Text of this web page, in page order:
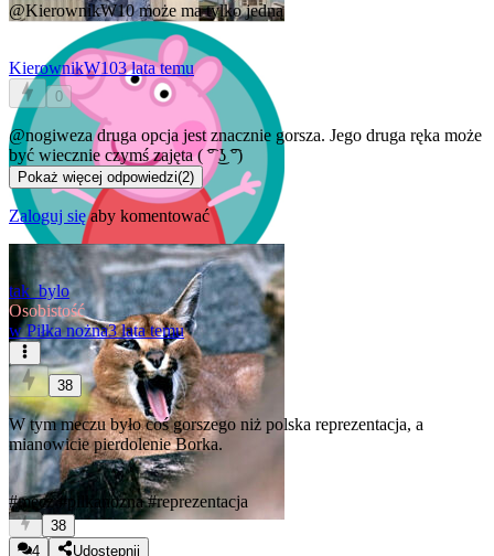
@KierownikW10może ma tylko jedną
KierownikW103 lata temu
0
@nogiwezadruga opcja jest znacznie gorsza. Jego druga ręka może
być wiecznie czymś zajęta ( ͡° ͜ʖ ͡°)
Pokaż więcej odpowiedzi(2)
Zaloguj sięaby komentować
tak_bylo
Osobistość
w Piłka nożna3 lata temu
38
W tym meczu było coś gorszego niż polska reprezentacja, a
mianowicie pierdolenie Borka.
#mecz #pilkanozna #reprezentacja
38
4
Udostępnij